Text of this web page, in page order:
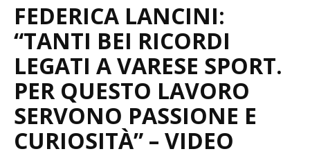
FEDERICA LANCINI:
“TANTI BEI RICORDI
LEGATI A VARESE SPORT.
PER QUESTO LAVORO
SERVONO PASSIONE E
CURIOSITÀ” – VIDEO